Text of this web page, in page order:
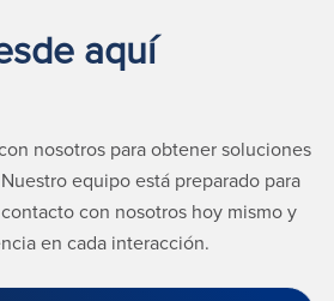
aquí
nosotros para obtener soluciones
equipo está preparado para
con nosotros hoy mismo y
en cada interacción.